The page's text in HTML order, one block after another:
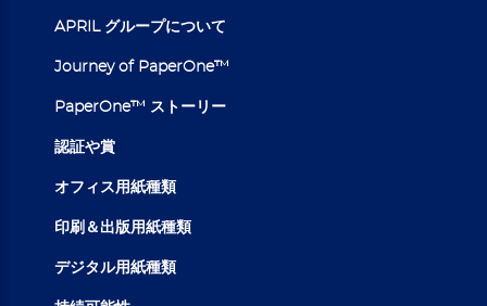
APRIL グループについて
Journey of PaperOne™
PaperOne™ ストーリー
認証や賞
オフィス用紙種類
印刷＆出版用紙種類
デジタル用紙種類